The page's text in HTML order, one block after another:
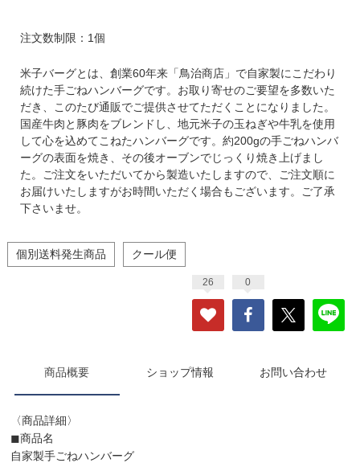
注文数制限：1個
米子バーグとは、創業60年来「鳥治商店」で自家製にこだわり
続けた手ごねハンバーグです。お取り寄せのご要望を多数いた
だき、このたび通販でご提供させてただくことになりました。
国産牛肉と豚肉をブレンドし、地元米子の玉ねぎや牛乳を使用
して心を込めてこねたハンバーグです。約200gの手ごねハンバ
ーグの表面を焼き、その後オーブンでじっくり焼き上げまし
た。ご注文をいただいてから製造いたしますので、ご注文順に
お届けいたしますがお時間いただく場合もございます。ご了承
下さいませ。
個別送料発生商品 クール便
26 0
商品概要 ショップ情報 お問い合わせ
〈商品詳細〉
◼︎商品名
自家製手ごねハンバーグ